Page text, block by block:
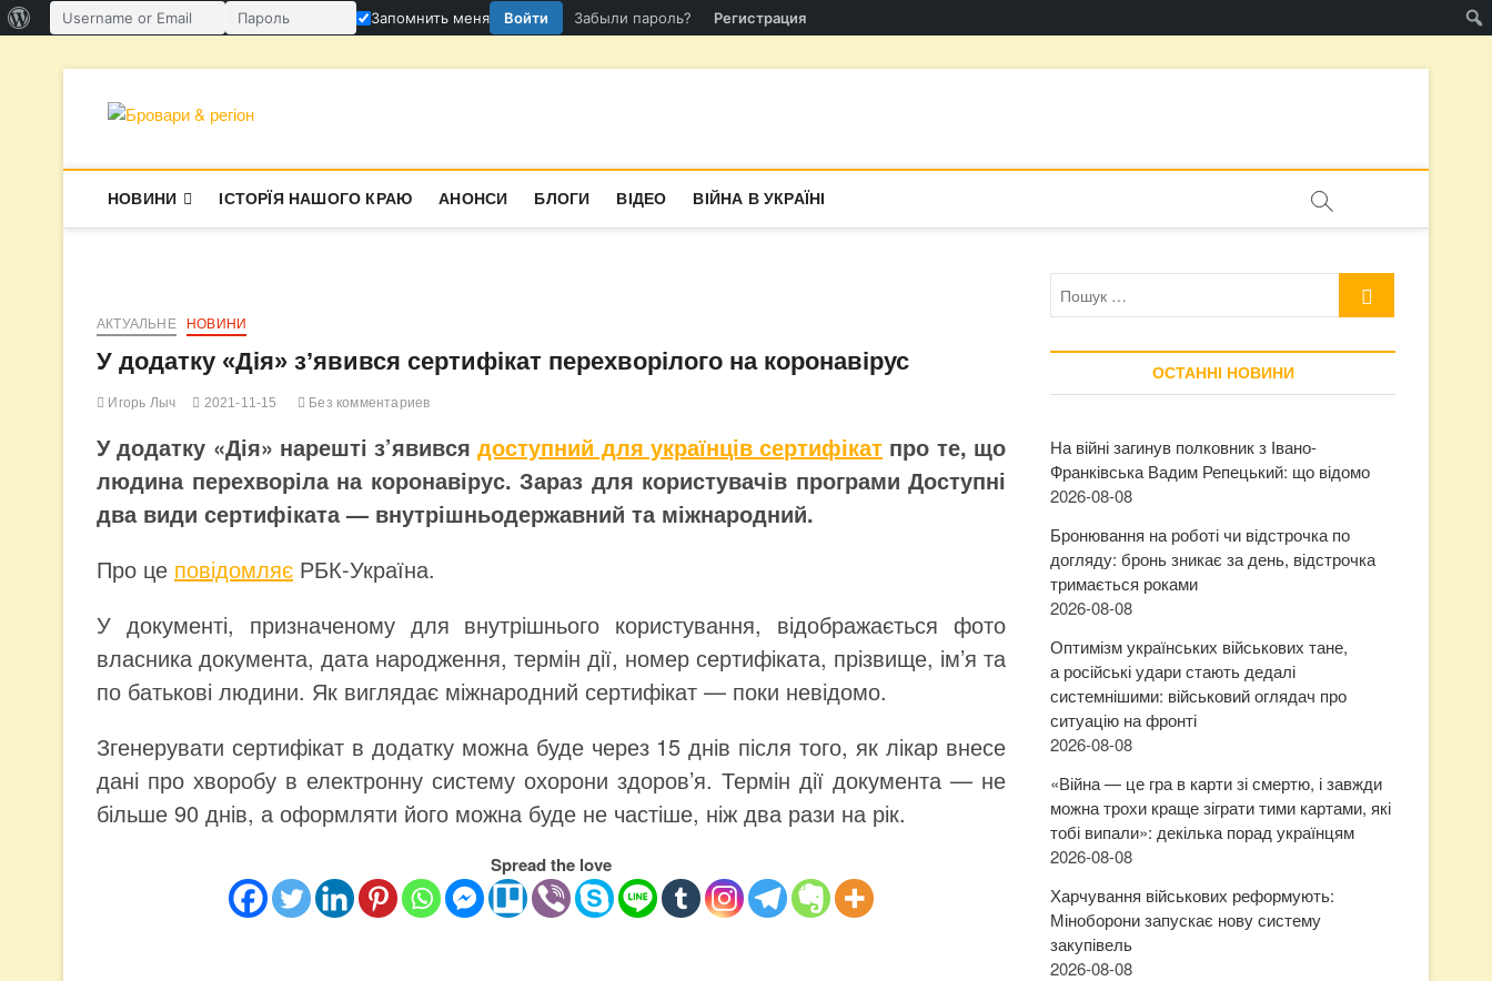
Имя пользователя или email
Пароль
Запомнить меня Войти Забыли пароль? Регистрация
содержимому
НОВИНИ ІСТОРЇЯ НАШОГО КРАЮ АНОНСИ БЛОГИ ВІДЕО ВІЙНА В УКРАЇНІ
АКТУАЛЬНЕ НОВИНИ
У додатку «Дія» з’явився сертифікат перехворілого на коронавірус
Игорь Лыч 2021-11-15 Без комментариев
У додатку «Дія» нарешті з’явивсядоступний для українців сертифікат про те, що
людина перехворіла на коронавірус. Зараз для користувачів програми Доступні
два види сертифіката — внутрішньодержавний та міжнародний.
Про це повідомляє РБК-Україна.
У документі, призначеному для внутрішнього користування, відображається фото
власника документа, дата народження, термін дії, номер сертифіката, прізвище, ім’я та
по батькові людини. Як виглядає міжнародний сертифікат — поки невідомо.
Згенерувати сертифікат в додатку можна буде через 15 днів після того, як лікар внесе
дані про хворобу в електронну систему охорони здоров’я. Термін дії документа — не
більше 90 днів, а оформляти його можна буде не частіше, ніж два рази на рік.
Spread the love
ОСТАННІ НОВИНИ
На війні загинув полковник з Івано-
Франківська Вадим Репецький: що відомо
2026-08-08
Бронювання на роботі чи відстрочка по
догляду: бронь зникає за день, відстрочка
тримається роками
2026-08-08
Оптимізм українських військових тане,
а російські удари стають дедалі
системнішими: військовий оглядач про
ситуацію на фронті
2026-08-08
«Війна — це гра в карти зі смертю, і завжди
можна трохи краще зіграти тими картами, які
тобі випали»: декілька порад українцям
2026-08-08
Харчування військових реформують:
Міноборони запускає нову систему
закупівель
2026-08-08